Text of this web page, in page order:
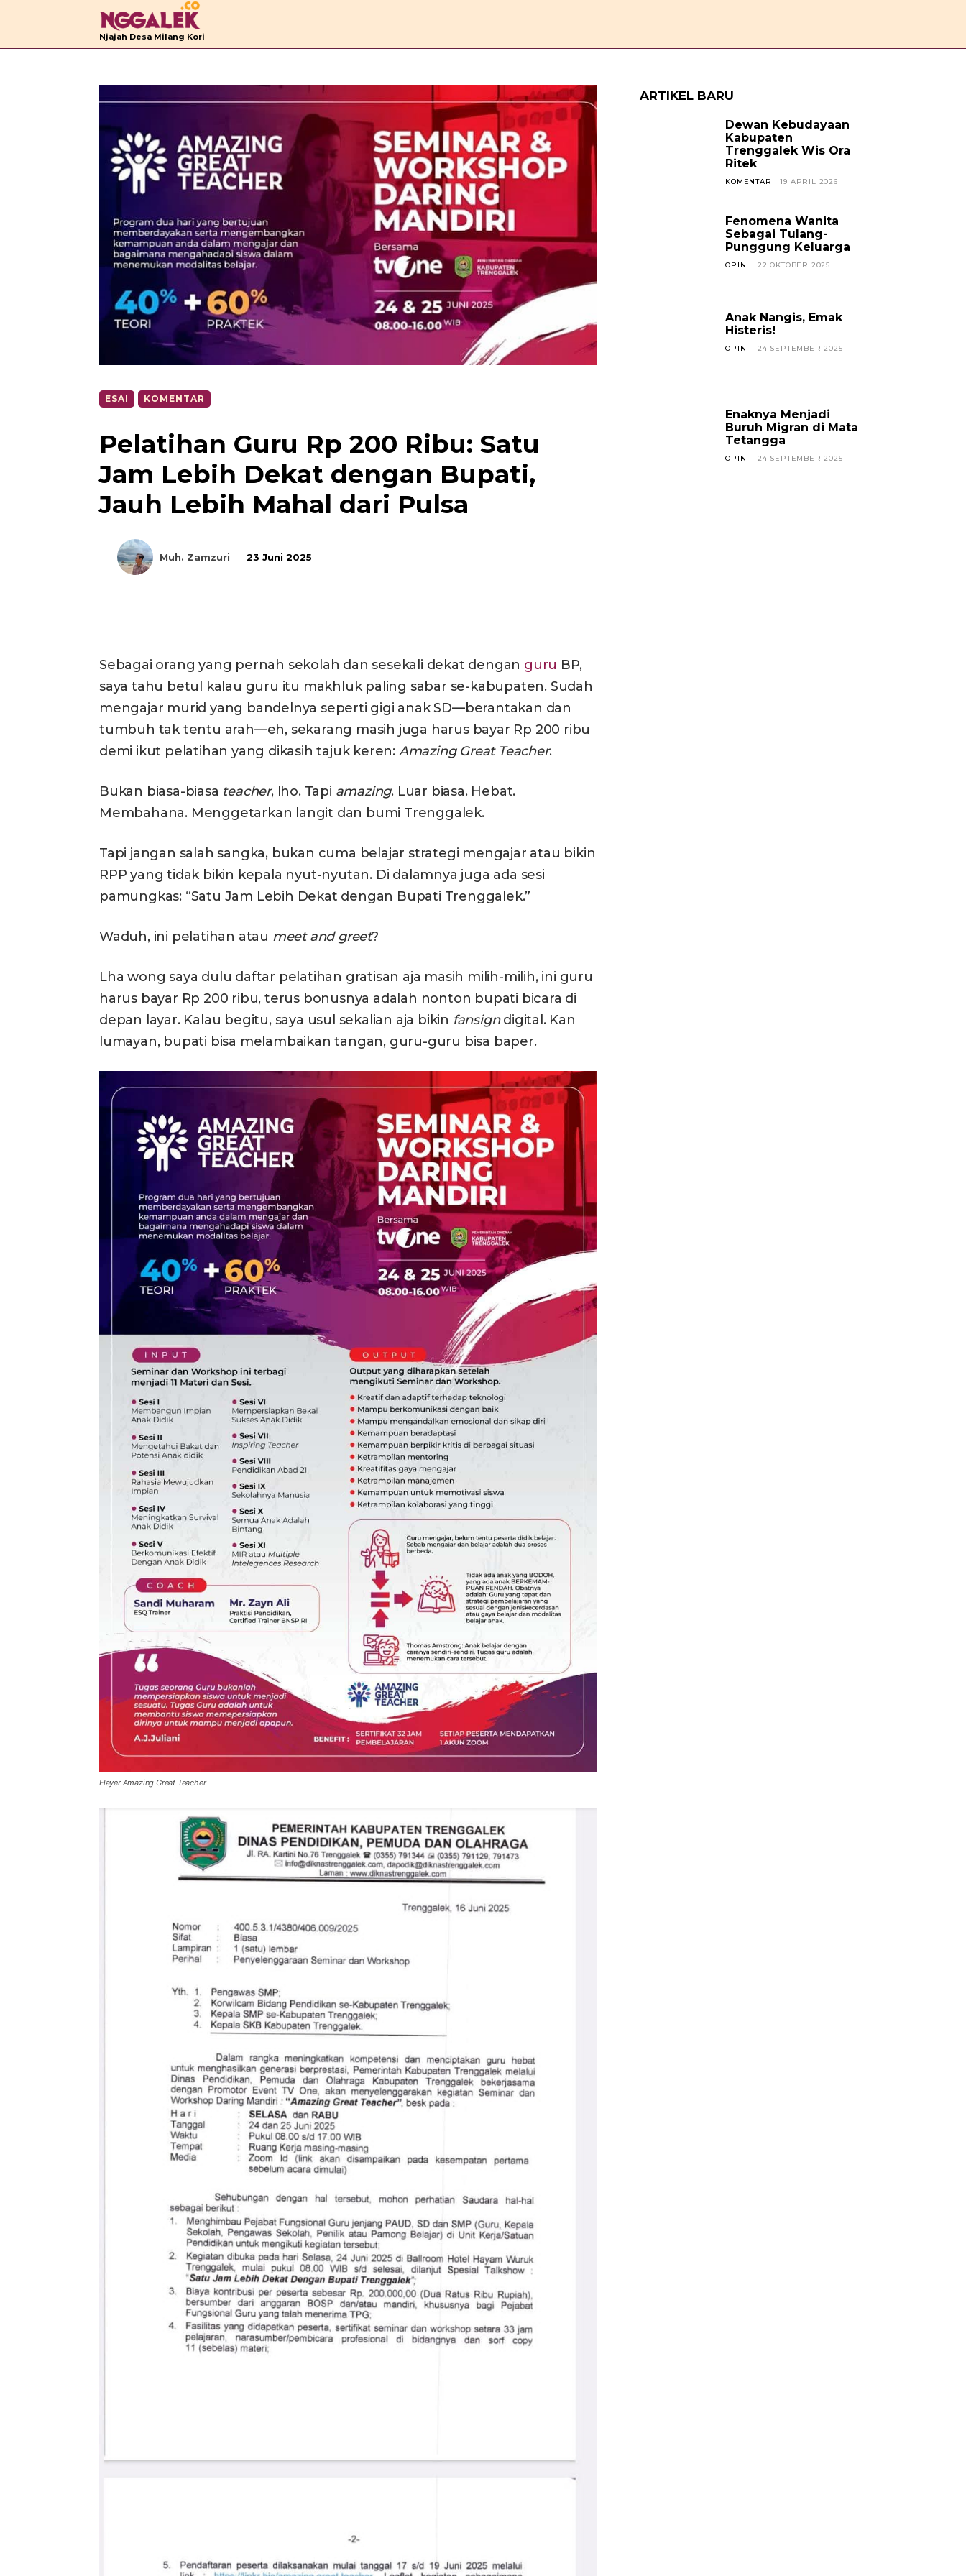
Njajah Desa Milang Kori
ESAI KOMENTAR
Pelatihan Guru Rp 200 Ribu: Satu
Jam Lebih Dekat dengan Bupati,
Jauh Lebih Mahal dari Pulsa
Muh. Zamzuri 23 Juni 2025
Sebagai orang yang pernah sekolah dan sesekali dekat dengan guru BP,
saya tahu betul kalau guru itu makhluk paling sabar se-kabupaten. Sudah
mengajar murid yang bandelnya seperti gigi anak SD—berantakan dan
tumbuh tak tentu arah—eh, sekarang masih juga harus bayar Rp 200 ribu
demi ikut pelatihan yang dikasih tajuk keren: Amazing Great Teacher.
Bukan biasa-biasa teacher, lho. Tapi amazing. Luar biasa. Hebat.
Membahana. Menggetarkan langit dan bumi Trenggalek.
Tapi jangan salah sangka, bukan cuma belajar strategi mengajar atau bikin
RPP yang tidak bikin kepala nyut-nyutan. Di dalamnya juga ada sesi
pamungkas: “Satu Jam Lebih Dekat dengan Bupati Trenggalek.”
Waduh, ini pelatihan atau meet and greet?
Lha wong saya dulu daftar pelatihan gratisan aja masih milih-milih, ini guru
harus bayar Rp 200 ribu, terus bonusnya adalah nonton bupati bicara di
depan layar. Kalau begitu, saya usul sekalian aja bikin fansigndigital. Kan
lumayan, bupati bisa melambaikan tangan, guru-guru bisa baper.
Flayer Amazing Great Teacher
ARTIKEL BARU
Dewan Kebudayaan
Kabupaten
Trenggalek Wis Ora
Ritek
KOMENTAR 19 APRIL 2026
Fenomena Wanita
Sebagai Tulang-
Punggung Keluarga
OPINI 22 OKTOBER 2025
Anak Nangis, Emak
Histeris!
OPINI 24 SEPTEMBER 2025
Enaknya Menjadi
Buruh Migran di Mata
Tetangga
OPINI 24 SEPTEMBER 2025